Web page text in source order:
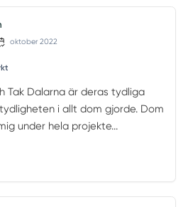
oktober 2022
Tak Dalarna är deras tydliga
i allt dom gjorde. Dom
under hela projekte...